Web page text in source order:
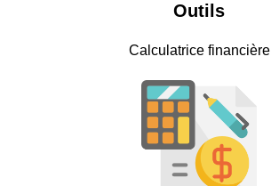
Outils
Calculatrice financière